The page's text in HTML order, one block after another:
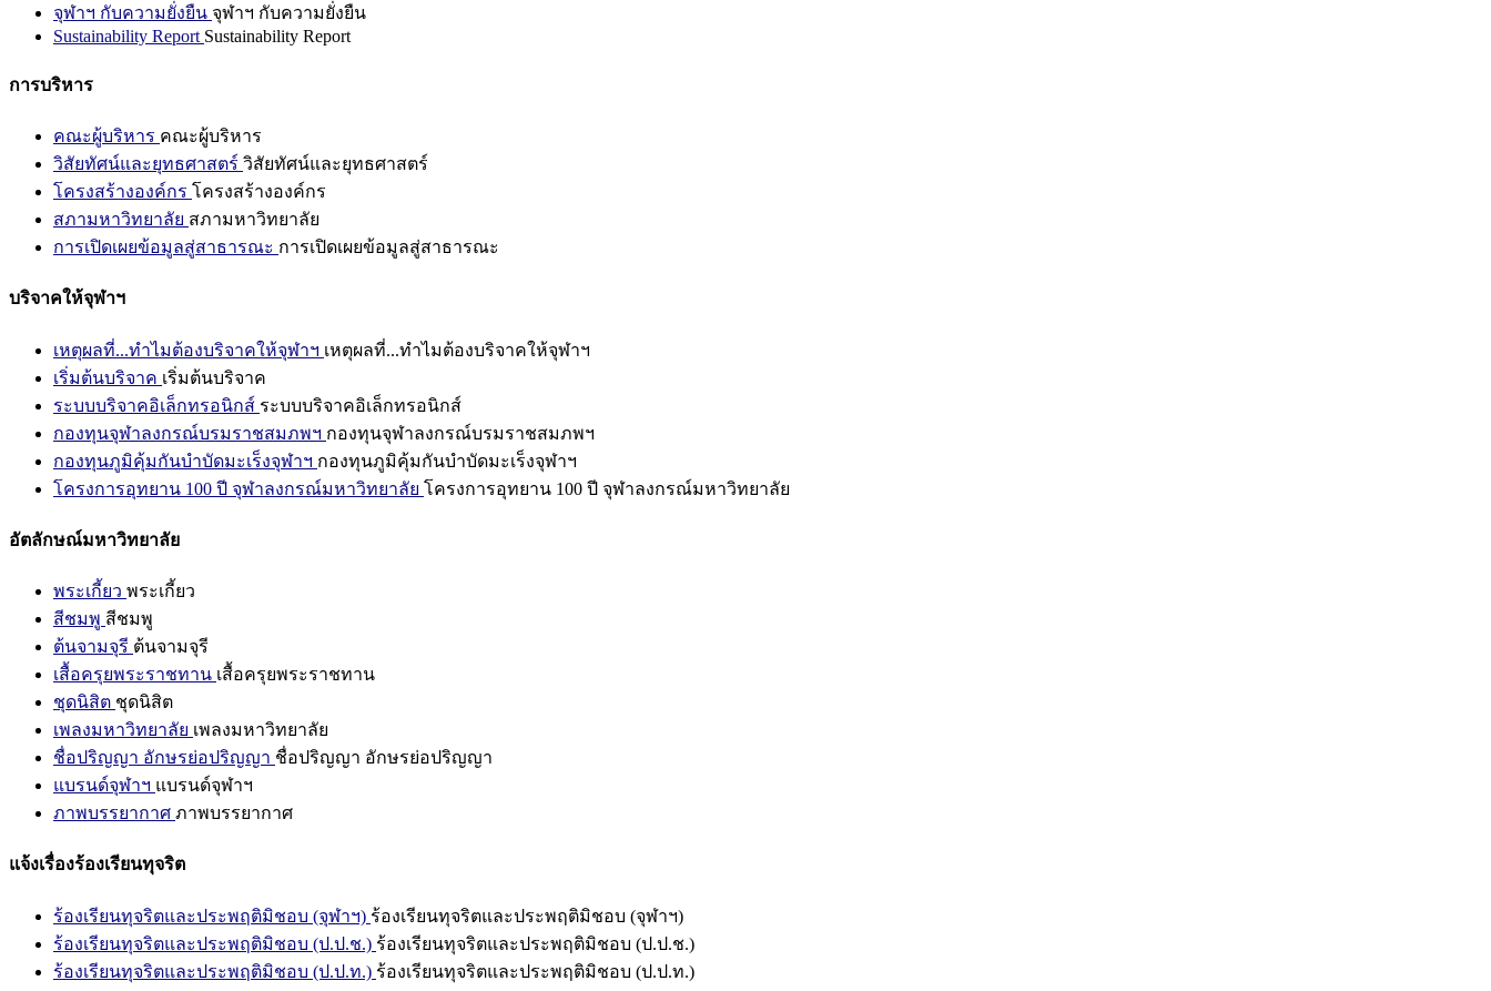
จุฬาฯ กับความยั่งยืน จุฬาฯ กับความยั่งยืน
Sustainability Report Sustainability Report
การบริหาร
คณะผู้บริหาร คณะผู้บริหาร
วิสัยทัศน์และยุทธศาสตร์ วิสัยทัศน์และยุทธศาสตร์
โครงสร้างองค์กร โครงสร้างองค์กร
สภามหาวิทยาลัย สภามหาวิทยาลัย
การเปิดเผยข้อมูลสู่สาธารณะ การเปิดเผยข้อมูลสู่สาธารณะ
บริจาคให้จุฬาฯ
เหตุผลที่...ทำไมต้องบริจาคให้จุฬาฯ เหตุผลที่...ทำไมต้องบริจาคให้จุฬาฯ
เริ่มต้นบริจาค เริ่มต้นบริจาค
ระบบบริจาคอิเล็กทรอนิกส์ ระบบบริจาคอิเล็กทรอนิกส์
กองทุนจุฬาลงกรณ์บรมราชสมภพฯ กองทุนจุฬาลงกรณ์บรมราชสมภพฯ
กองทุนภูมิคุ้มกันบำบัดมะเร็งจุฬาฯ กองทุนภูมิคุ้มกันบำบัดมะเร็งจุฬาฯ
โครงการอุทยาน 100 ปี จุฬาลงกรณ์มหาวิทยาลัย โครงการอุทยาน 100 ปี จุฬาลงกรณ์มหาวิทยาลัย
อัตลักษณ์มหาวิทยาลัย
พระเกี้ยว พระเกี้ยว
สีชมพู สีชมพู
ต้นจามจุรี ต้นจามจุรี
เสื้อครุยพระราชทาน เสื้อครุยพระราชทาน
ชุดนิสิต ชุดนิสิต
เพลงมหาวิทยาลัย เพลงมหาวิทยาลัย
ชื่อปริญญา อักษรย่อปริญญา ชื่อปริญญา อักษรย่อปริญญา
แบรนด์จุฬาฯ แบรนด์จุฬาฯ
ภาพบรรยากาศ ภาพบรรยากาศ
แจ้งเรื่องร้องเรียนทุจริต
ร้องเรียนทุจริตและประพฤติมิชอบ (จุฬาฯ) ร้องเรียนทุจริตและประพฤติมิชอบ (จุฬาฯ)
ร้องเรียนทุจริตและประพฤติมิชอบ (ป.ป.ช.) ร้องเรียนทุจริตและประพฤติมิชอบ (ป.ป.ช.)
ร้องเรียนทุจริตและประพฤติมิชอบ (ป.ป.ท.) ร้องเรียนทุจริตและประพฤติมิชอบ (ป.ป.ท.)